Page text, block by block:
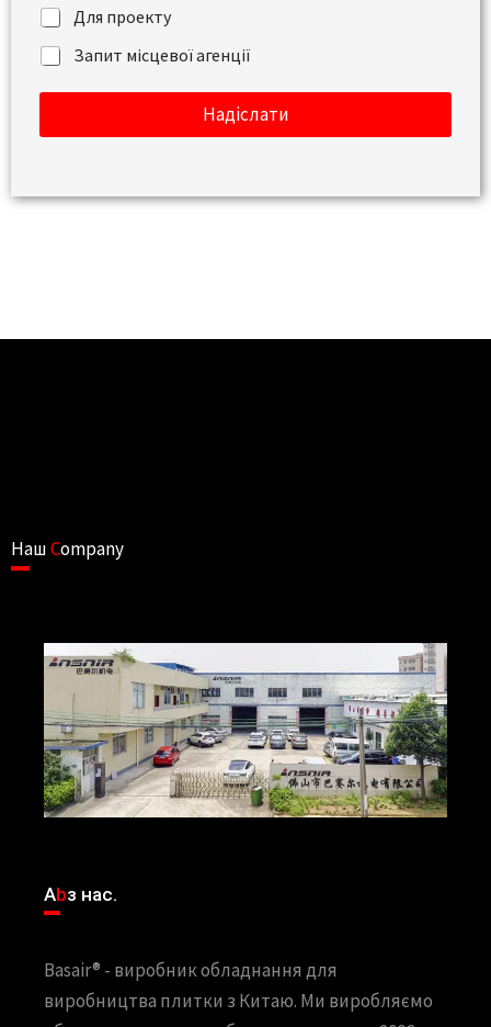
і
д
о
л
н
Для проекту
Запит місцевої агенції
Надіслати
НашCompany
Abз нас.
Basair® - виробник обладнання для
виробництва плитки з Китаю. Ми виробляємо